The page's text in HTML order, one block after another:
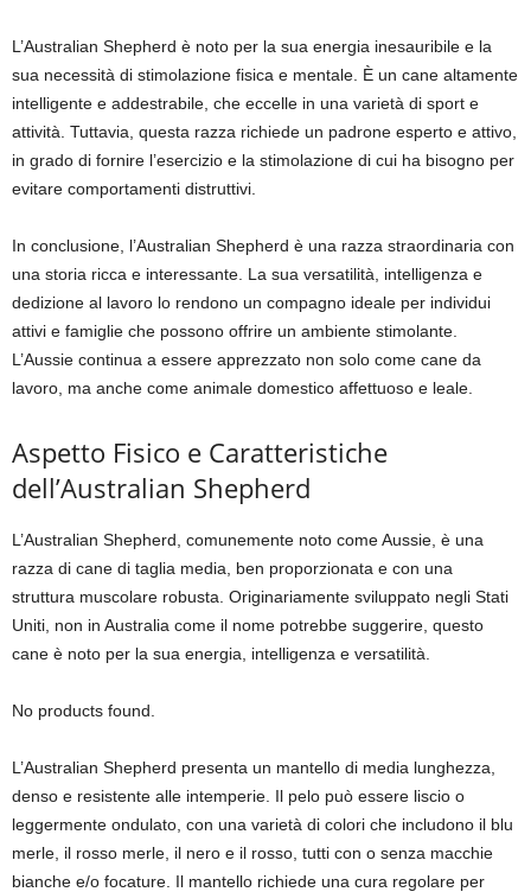
L’Australian Shepherd è noto per la sua energia inesauribile e la
sua necessità di stimolazione fisica e mentale. È un cane altamente
intelligente e addestrabile, che eccelle in una varietà di sport e
attività. Tuttavia, questa razza richiede un padrone esperto e attivo,
in grado di fornire l’esercizio e la stimolazione di cui ha bisogno per
evitare comportamenti distruttivi.
In conclusione, l’Australian Shepherd è una razza straordinaria con
una storia ricca e interessante. La sua versatilità, intelligenza e
dedizione al lavoro lo rendono un compagno ideale per individui
attivi e famiglie che possono offrire un ambiente stimolante.
L’Aussie continua a essere apprezzato non solo come cane da
lavoro, ma anche come animale domestico affettuoso e leale.
Aspetto Fisico e Caratteristiche
dell’Australian Shepherd
L’Australian Shepherd, comunemente noto come Aussie, è una
razza di cane di taglia media, ben proporzionata e con una
struttura muscolare robusta. Originariamente sviluppato negli Stati
Uniti, non in Australia come il nome potrebbe suggerire, questo
cane è noto per la sua energia, intelligenza e versatilità.
No products found.
L’Australian Shepherd presenta un mantello di media lunghezza,
denso e resistente alle intemperie. Il pelo può essere liscio o
leggermente ondulato, con una varietà di colori che includono il blu
merle, il rosso merle, il nero e il rosso, tutti con o senza macchie
bianche e/o focature. Il mantello richiede una cura regolare per